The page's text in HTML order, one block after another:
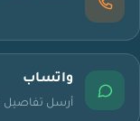
واتساب
أرسل